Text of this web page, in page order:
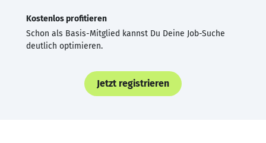
Kostenlos profitieren
Schon als Basis-Mitglied kannst Du Deine Job-Suche
deutlich optimieren.
Jetzt registrieren